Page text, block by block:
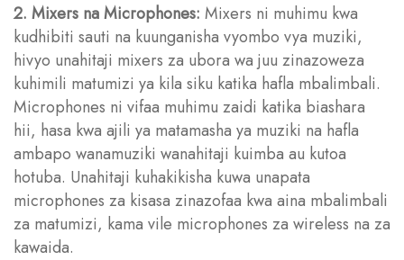
2. Mixers na Microphones: Mixers ni muhimu kwa
kudhibiti sauti na kuunganisha vyombo vya muziki,
hivyo unahitaji mixers za ubora wa juu zinazoweza
kuhimili matumizi ya kila siku katika hafla mbalimbali.
Microphones ni vifaa muhimu zaidi katika biashara
hii, hasa kwa ajili ya matamasha ya muziki na hafla
ambapo wanamuziki wanahitaji kuimba au kutoa
hotuba. Unahitaji kuhakikisha kuwa unapata
microphones za kisasa zinazofaa kwa aina mbalimbali
za matumizi, kama vile microphones za wireless na za
kawaida.